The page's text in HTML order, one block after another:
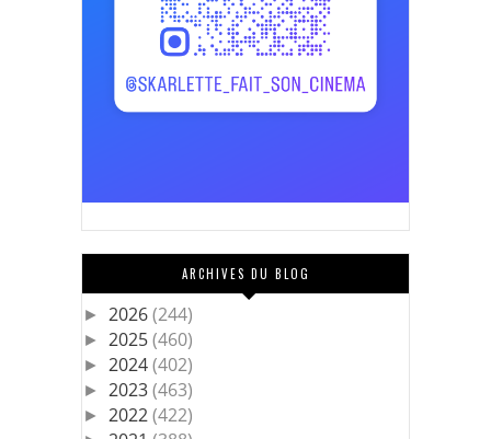
ARCHIVES DU BLOG
► 2026(244)
► 2025(460)
► 2024(402)
► 2023(463)
► 2022(422)